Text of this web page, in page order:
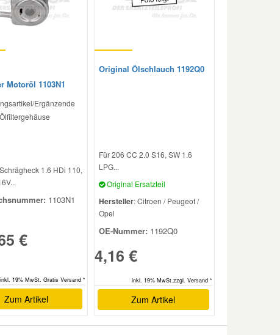
Motoröl 1103N1
Ergänzende
1.6 HDi 110,
1103N1
€
inkl. 19% MwSt. Gratis Versand *
Zum Artikel
Original Ölschlauch 1192Q0
Für 206 CC 2.0 S16, SW 1.6
LPG...
Original Ersatzteil
Hersteller: Citroen / Peugeot /
Opel
OE-Nummer: 1192Q0
4,16 €
inkl. 19% MwSt.zzgl. Versand *
Zum Artikel